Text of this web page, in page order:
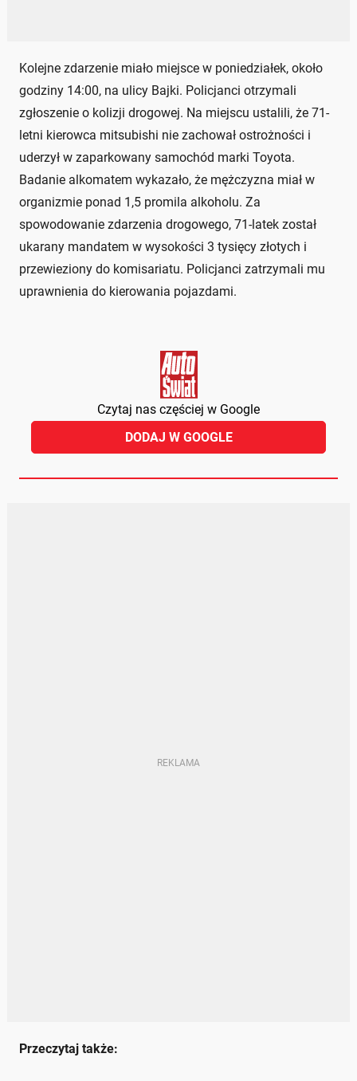
Kolejne zdarzenie miało miejsce w poniedziałek, około
godziny 14:00, na ulicy Bajki. Policjanci otrzymali
zgłoszenie o kolizji drogowej. Na miejscu ustalili, że 71-
letni kierowca mitsubishi nie zachował ostrożności i
uderzył w zaparkowany samochód marki Toyota.
Badanie alkomatem wykazało, że mężczyzna miał w
organizmie ponad 1,5 promila alkoholu. Za
spowodowanie zdarzenia drogowego, 71-latek został
ukarany mandatem w wysokości 3 tysięcy złotych i
przewieziony do komisariatu. Policjanci zatrzymali mu
uprawnienia do kierowania pojazdami.
Czytaj nas częściej w Google
DODAJ W GOOGLE
Przeczytaj także: